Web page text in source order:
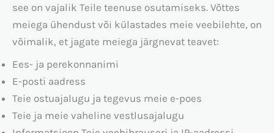
see on vajalik Teile teenuse osutamiseks. Võttes
meiega ühendust või külastades meie veebilehte, on
võimalik, et jagate meiega järgnevat teavet:
Ees- ja perekonnanimi
E-posti aadress
Teie ostuajalugu ja tegevus meie e-poes
Teie ja meie vaheline vestlusajalugu